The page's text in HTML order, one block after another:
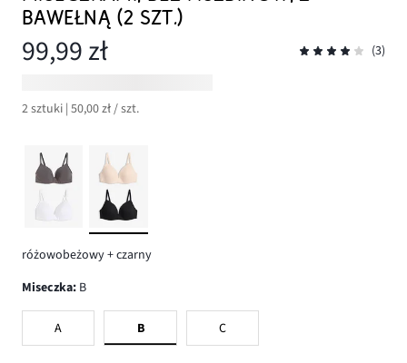
BAWEŁNĄ (2 SZT.)
99,99 zł (3)
2 sztuki | 50,00 zł / szt.
różowobeżowy + czarny
Miseczka: B
A B C